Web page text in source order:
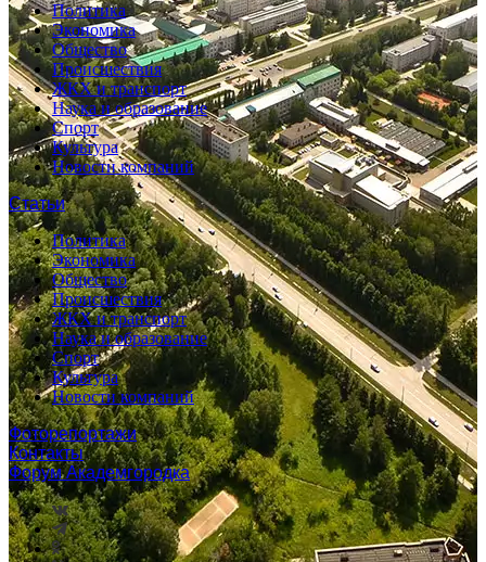
Политика
Экономика
Общество
Происшествия
ЖКХ и транспорт
Наука и образование
Спорт
Культура
Новости компаний
Статьи
Политика
Экономика
Общество
Происшествия
ЖКХ и транспорт
Наука и образование
Спорт
Культура
Новости компаний
Фоторепортажи
Контакты
Форум Академгородка